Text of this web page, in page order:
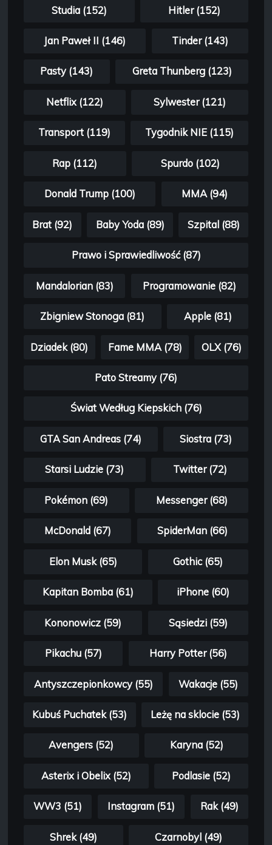
Studia (152) Hitler (152)
Jan Paweł II (146) Tinder (143)
Pasty (143) Greta Thunberg (123)
Netflix (122) Sylwester (121)
Transport (119) Tygodnik NIE (115)
Rap (112) Spurdo (102)
Donald Trump (100) MMA (94)
Brat (92) Baby Yoda (89) Szpital (88)
Prawo i Sprawiedliwość (87)
Mandalorian (83) Programowanie (82)
Zbigniew Stonoga (81) Apple (81)
Dziadek (80) Fame MMA (78) OLX (76)
Pato Streamy (76)
Świat Według Kiepskich (76)
GTA San Andreas (74) Siostra (73)
Starsi Ludzie (73) Twitter (72)
Pokémon (69) Messenger (68)
McDonald (67) SpiderMan (66)
Elon Musk (65) Gothic (65)
Kapitan Bomba (61) iPhone (60)
Kononowicz (59) Sąsiedzi (59)
Pikachu (57) Harry Potter (56)
Antyszczepionkowcy (55) Wakacje (55)
Kubuś Puchatek (53) Leżę na sklocie (53)
Avengers (52) Karyna (52)
Asterix i Obelix (52) Podlasie (52)
WW3 (51) Instagram (51) Rak (49)
Shrek (49) Czarnobyl (49)